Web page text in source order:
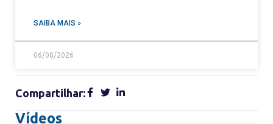
SAIBA MAIS »
06/08/2026
Compartilhar:
Vídeos